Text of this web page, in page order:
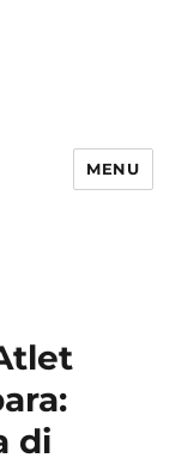
MENU
di